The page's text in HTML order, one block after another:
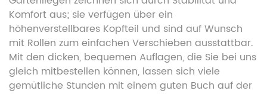
Komfort aus; sie verfügen über ein
höhenverstellbares Kopfteil und sind auf Wunsch
mit Rollen zum einfachen Verschieben ausstattbar.
Mit den dicken, bequemen Auflagen, die Sie bei uns
gleich mitbestellen können, lassen sich viele
gemütliche Stunden mit einem guten Buch auf der